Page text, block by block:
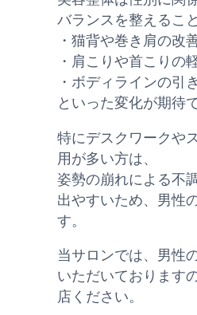
バランスを整えること
・猫背や巻き肩の改
・肩こりや首こりの
・ボディラインの引
といった変化が期待
特にデスクワークや
用が多い方は、
姿勢の崩れによる不
出やすいため、男性
す。
当サロンでは、男性
いただいております
店ください。